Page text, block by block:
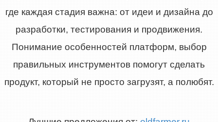
где каждая стадия важна: от идеи и дизайна до
разработки, тестирования и продвижения.
Понимание особенностей платформ, выбор
правильных инструментов помогут сделать
продукт, который не просто загрузят, а полюбят.